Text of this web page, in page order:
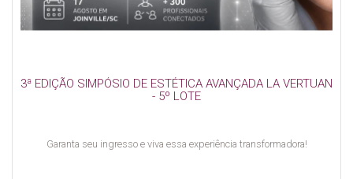
3ª EDIÇÃO SIMPÓSIO DE ESTÉTICA AVANÇADA LA VERTUAN
- 5º LOTE
Garanta seu ingresso e viva essa experiência transformadora!